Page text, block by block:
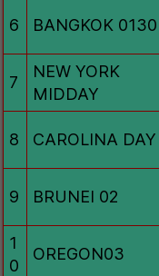
6 BANGKOK 0130
7
NEW YORK
MIDDAY
8 CAROLINA DAY
9 BRUNEI 02
1
0
OREGON03